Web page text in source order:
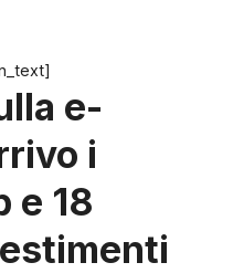
e-
i
e 18